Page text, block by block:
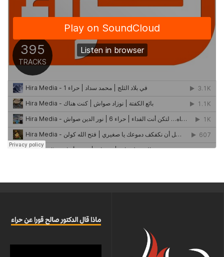
ماذا قال الدكتور صالح قورا عن حراء